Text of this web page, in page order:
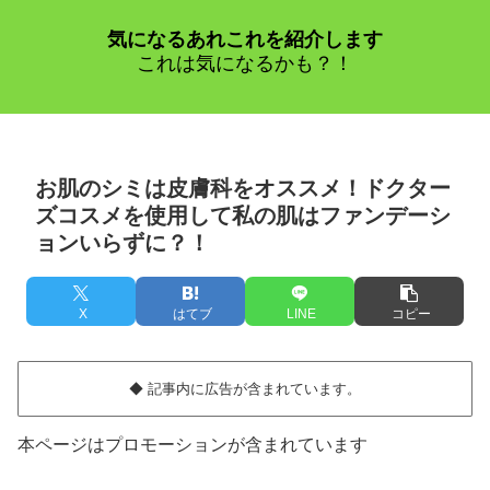
気になるあれこれを紹介します
これは気になるかも？！
お肌のシミは皮膚科をオススメ！ドクター
ズコスメを使用して私の肌はファンデーシ
ョンいらずに？！
X はてブ LINE コピー
◆ 記事内に広告が含まれています。
本ページはプロモーションが含まれています